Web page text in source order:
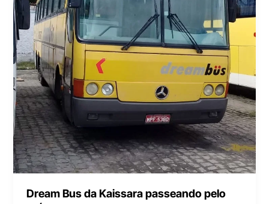
Dream Bus da Kaissara passeando pelo